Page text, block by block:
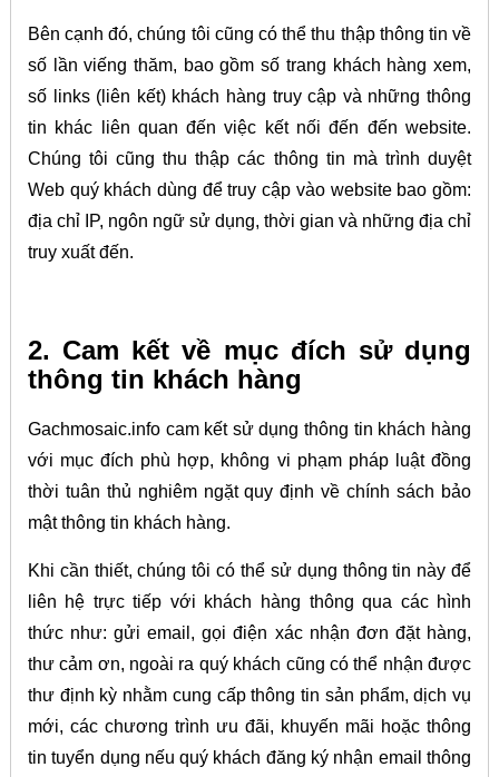
Bên cạnh đó, chúng tôi cũng có thể thu thập thông tin về
số lần viếng thăm, bao gồm số trang khách hàng xem,
số links (liên kết) khách hàng truy cập và những thông
tin khác liên quan đến việc kết nối đến đến website.
Chúng tôi cũng thu thập các thông tin mà trình duyệt
Web quý khách dùng để truy cập vào website bao gồm:
địa chỉ IP, ngôn ngữ sử dụng, thời gian và những địa chỉ
truy xuất đến.
2. Cam kết về mục đích sử dụng
thông tin khách hàng
Gachmosaic.info cam kết sử dụng thông tin khách hàng
với mục đích phù hợp, không vi phạm pháp luật đồng
thời tuân thủ nghiêm ngặt quy định về chính sách bảo
mật thông tin khách hàng.
Khi cần thiết, chúng tôi có thể sử dụng thông tin này để
liên hệ trực tiếp với khách hàng thông qua các hình
thức như: gửi email, gọi điện xác nhận đơn đặt hàng,
thư cảm ơn, ngoài ra quý khách cũng có thể nhận được
thư định kỳ nhằm cung cấp thông tin sản phẩm, dịch vụ
mới, các chương trình ưu đãi, khuyến mãi hoặc thông
tin tuyển dụng nếu quý khách đăng ký nhận email thông